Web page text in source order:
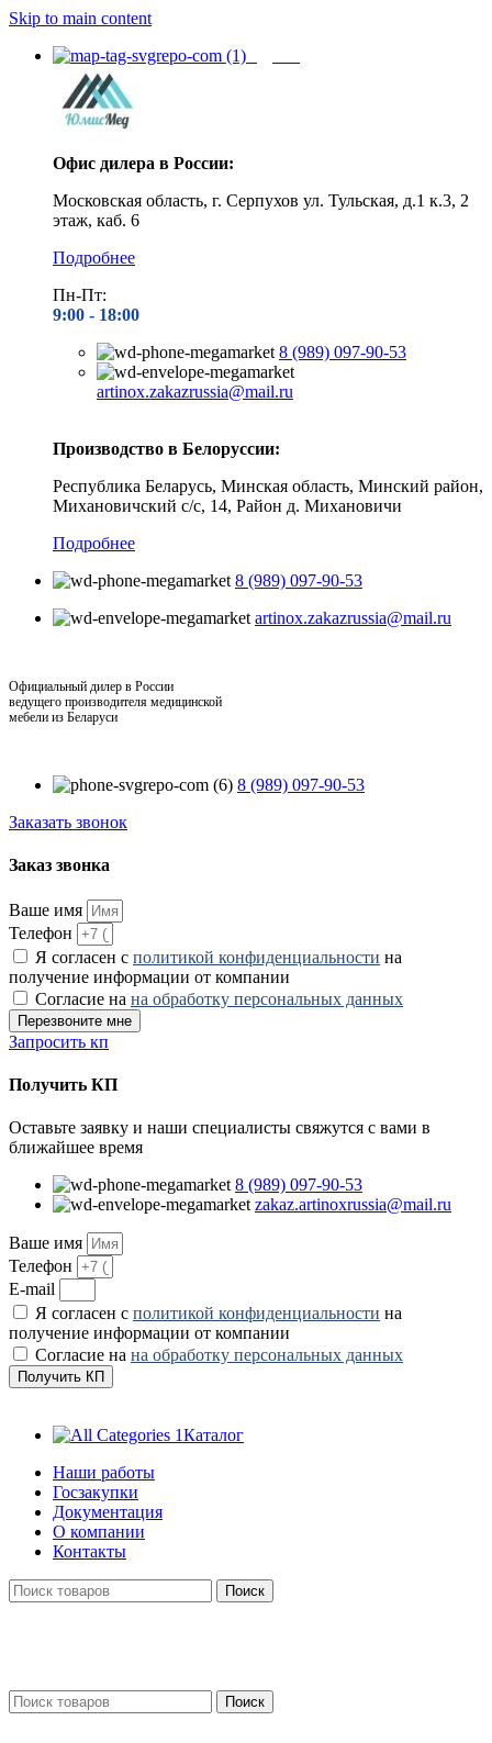
Skip to main content
Офис дилера в России:
Московская область, г. Серпухов ул. Тульская, д.1 к.3, 2
этаж, каб. 6
Подробнее
Пн-Пт:
9:00 - 18:00
8 (989) 097-90-53
artinox.zakazrussia@mail.ru
Производство в Белоруссии:
Республика Беларусь, Минская область, Минский район,
Михановичский с/с, 14, Район д. Михановичи
Подробнее
8 (989) 097-90-53
artinox.zakazrussia@mail.ru
Официальный дилер в России
ведущего производителя медицинской
мебели из Беларуси
8 (989) 097-90-53
Заказать звонок
Заказ звонка
Ваше имя
Телефон
Я согласен с политикой конфиденциальности на
получение информации от компании
Согласие на на обработку персональных данных
Перезвоните мне
Запросить кп
Получить КП
Оставьте заявку и наши специалисты свяжутся с вами в
ближайшее время
8 (989) 097-90-53
zakaz.artinoxrussia@mail.ru
Ваше имя
Телефон
E-mail
Я согласен с политикой конфиденциальности на
получение информации от компании
Согласие на на обработку персональных данных
Получить КП
Каталог
Наши работы
Госзакупки
Документация
О компании
Контакты
Поиск
Поиск